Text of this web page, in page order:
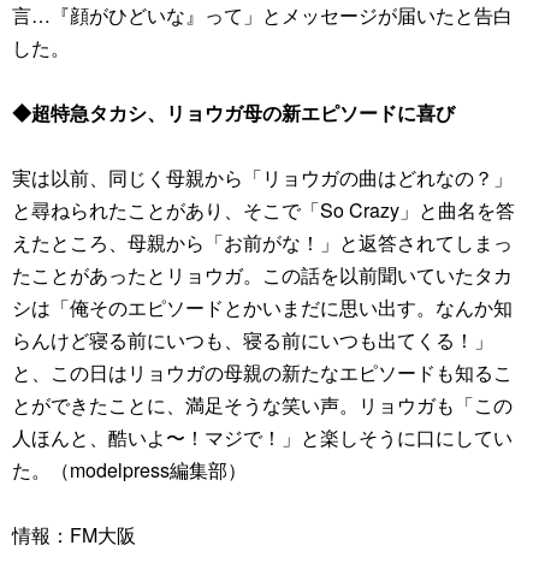
言…『顔がひどいな』って」とメッセージが届いたと告白
した。
◆超特急タカシ、リョウガ母の新エピソードに喜び
実は以前、同じく母親から「リョウガの曲はどれなの？」
と尋ねられたことがあり、そこで「So Crazy」と曲名を答
えたところ、母親から「お前がな！」と返答されてしまっ
たことがあったとリョウガ。この話を以前聞いていたタカ
シは「俺そのエピソードとかいまだに思い出す。なんか知
らんけど寝る前にいつも、寝る前にいつも出てくる！」
と、この日はリョウガの母親の新たなエピソードも知るこ
とができたことに、満足そうな笑い声。リョウガも「この
人ほんと、酷いよ〜！マジで！」と楽しそうに口にしてい
た。（modelpress編集部）
情報：FM大阪